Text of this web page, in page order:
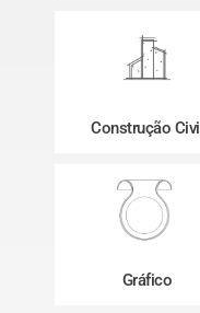
Construção Civil
Gráfico